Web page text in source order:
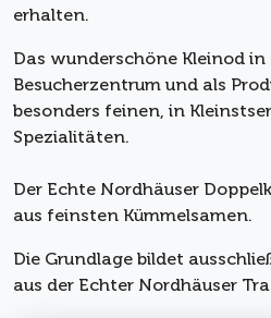
erhalten.
Das wunderschöne Kleinod
Besucherzentrum und als
besonders feinen, in
Spezialitäten.
Der Echte Nordhäuser
aus feinsten Kümmelsamen.
Die Grundlage bildet
aus der Echter Nordhäuser